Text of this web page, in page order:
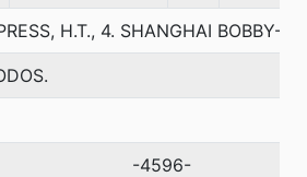
H.T., 4. SHANGHAI BOBBY-
-4596-